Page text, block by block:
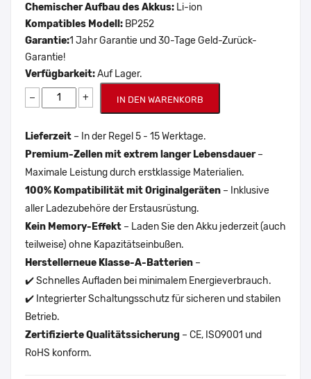
Chemischer Aufbau des Akkus: Li-ion
Kompatibles Modell: BP252
Garantie:1 Jahr Garantie und 30-Tage Geld-Zurück-
Garantie!
Verfügbarkeit:Auf Lager.
− + IN DEN WARENKORB
Lieferzeit – In der Regel 5 - 15 Werktage.
Premium-Zellen mit extrem langer Lebensdauer–
Maximale Leistung durch erstklassige Materialien.
100% Kompatibilität mit Originalgeräten – Inklusive
aller Ladezubehöre der Erstausrüstung.
Kein Memory-Effekt – Laden Sie den Akku jederzeit (auch
teilweise) ohne Kapazitätseinbußen.
Herstellerneue Klasse-A-Batterien –
✔️ Schnelles Aufladen bei minimalem Energieverbrauch.
✔️ Integrierter Schaltungsschutz für sicheren und stabilen
Betrieb.
Zertifizierte Qualitätssicherung – CE, ISO9001 und
RoHS konform.